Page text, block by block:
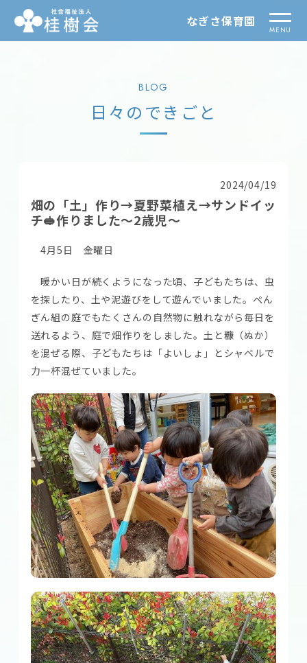
なぎさ保育園
BLOG
日々のできごと
2024/04/19
畑の「土」作り→夏野菜植え→サンドイッ
チ🥪作りました～2歳児～
4月5日 金曜日
暖かい日が続くようになった頃、子どもたちは、虫
を探したり、土や泥遊びをして遊んでいました。ぺん
ぎん組の庭でもたくさんの自然物に触れながら毎日を
送れるよう、庭で畑作りをしました。土と糠（ぬか）
を混ぜる際、子どもたちは「よいしょ」とシャベルで
力一杯混ぜていました。